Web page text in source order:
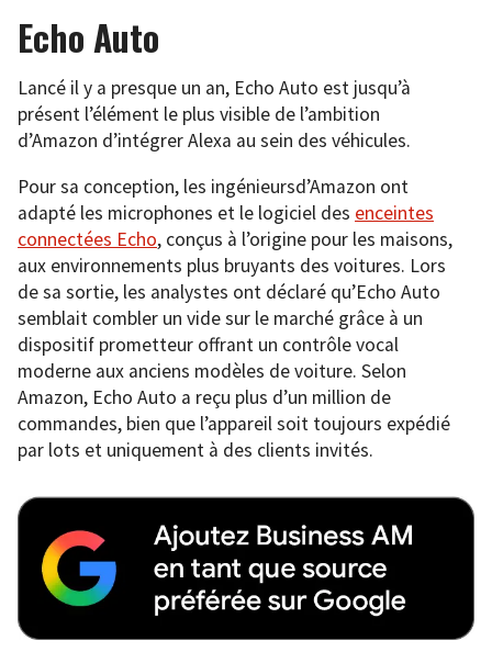
Echo Auto
Lancé il y a presque un an, Echo Auto est jusqu’à
présent l’élément le plus visible de l’ambition
d’Amazon d’intégrer Alexa au sein des véhicules.
Pour sa conception, les ingénieursd’Amazon ont
adapté les microphones et le logiciel des enceintes
connectées Echo, conçus à l’origine pour les maisons,
aux environnements plus bruyants des voitures. Lors
de sa sortie, les analystes ont déclaré qu’Echo Auto
semblait combler un vide sur le marché grâce à un
dispositif prometteur offrant un contrôle vocal
moderne aux anciens modèles de voiture. Selon
Amazon, Echo Auto a reçu plus d’un million de
commandes, bien que l’appareil soit toujours expédié
par lots et uniquement à des clients invités.